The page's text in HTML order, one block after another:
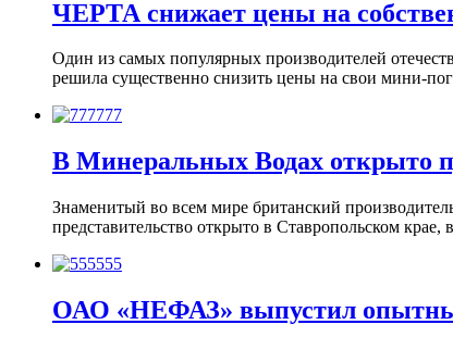
ЧЕРТА снижает цены на
Один из самых популярных производителей
решила существенно снизить цены на свои мини-
В Минеральных Водах открыто
Знаменитый во всем мире британский
представительство открыто в Ставропольском
ОАО «НЕФАЗ» выпустил опытный